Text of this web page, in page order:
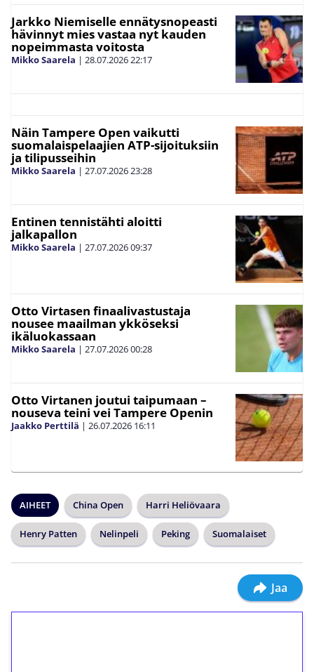
Jarkko Niemiselle ennätysnopeasti
hävinnyt mies vastaa nyt kauden
nopeimmasta voitosta
Mikko Saarela | 28.07.202622:17
Näin Tampere Open vaikutti
suomalaispelaajien ATP-sijoituksiin
ja tilipusseihin
Mikko Saarela | 27.07.202623:28
Entinen tennistähti aloitti
jalkapallon
Mikko Saarela | 27.07.202609:37
Otto Virtasen finaalivastustaja
nousee maailman ykköseksi
ikäluokassaan
Mikko Saarela | 27.07.202600:28
Otto Virtanen joutui taipumaan –
nouseva teini vei Tampere Openin
Jaakko Perttilä | 26.07.2026 16:11
AIHEET China Open Harri Heliövaara
Henry Patten Nelinpeli Peking Suomalaiset
Jaa